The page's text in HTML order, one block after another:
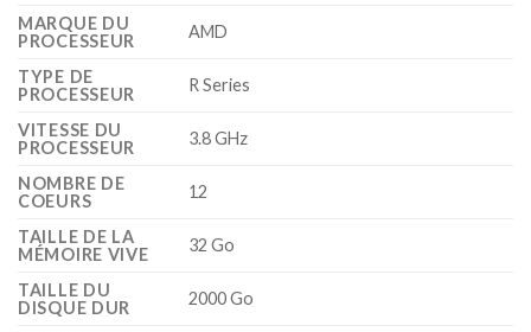
MARQUE DU
PROCESSEUR
‎AMD
TYPE DE
PROCESSEUR
‎R Series
VITESSE DU
PROCESSEUR
‎3.8 GHz
NOMBRE DE
COEURS
‎12
TAILLE DE LA
MÉMOIRE VIVE
‎32 Go
TAILLE DU
DISQUE DUR
‎2000 Go